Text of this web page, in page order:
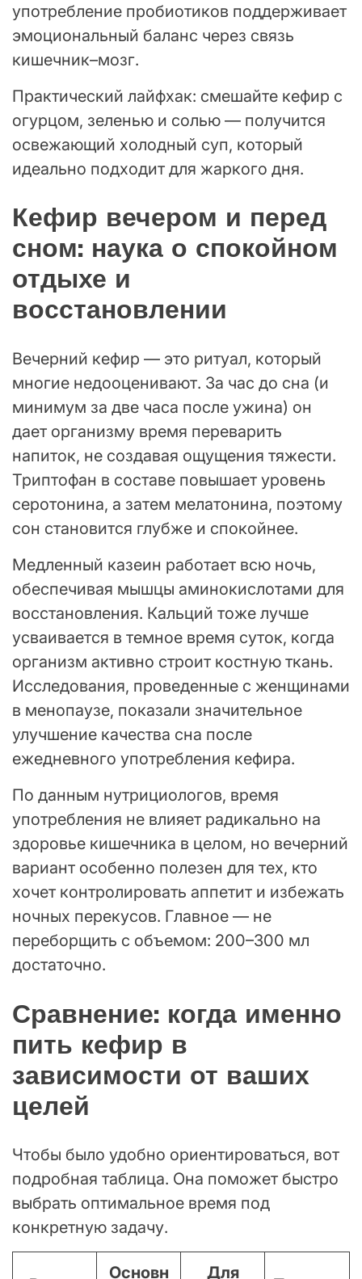
употребление пробиотиков поддерживает
эмоциональный баланс через связь
кишечник–мозг.
Практический лайфхак: смешайте кефир с
огурцом, зеленью и солью — получится
освежающий холодный суп, который
идеально подходит для жаркого дня.
Кефир вечером и перед
сном: наука о спокойном
отдыхе и
восстановлении
Вечерний кефир — это ритуал, который
многие недооценивают. За час до сна (и
минимум за две часа после ужина) он
дает организму время переварить
напиток, не создавая ощущения тяжести.
Триптофан в составе повышает уровень
серотонина, а затем мелатонина, поэтому
сон становится глубже и спокойнее.
Медленный казеин работает всю ночь,
обеспечивая мышцы аминокислотами для
восстановления. Кальций тоже лучше
усваивается в темное время суток, когда
организм активно строит костную ткань.
Исследования, проведенные с женщинами
в менопаузе, показали значительное
улучшение качества сна после
ежедневного употребления кефира.
По данным нутрициологов, время
употребления не влияет радикально на
здоровье кишечника в целом, но вечерний
вариант особенно полезен для тех, кто
хочет контролировать аппетит и избежать
ночных перекусов. Главное — не
переборщить с объемом: 200–300 мл
достаточно.
Сравнение: когда именно
пить кефир в
зависимости от ваших
целей
Чтобы было удобно ориентироваться, вот
подробная таблица. Она поможет быстро
выбрать оптимальное время под
конкретную задачу.
Основн Для